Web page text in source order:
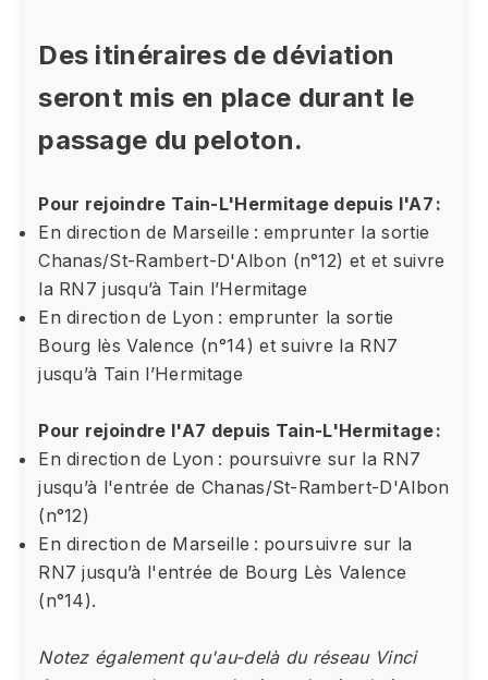
Des itinéraires de déviation
seront mis en place durant le
passage du peloton.
Pour rejoindre Tain-L'Hermitage depuis l'A7 :
En direction de Marseille : emprunter la sortie
Chanas/St-Rambert-D'Albon (n°12) et et suivre
la RN7 jusqu’à Tain l’Hermitage
En direction de Lyon : emprunter la sortie
Bourg lès Valence (n°14) et suivre la RN7
jusqu’à Tain l’Hermitage
Pour rejoindre l'A7 depuis Tain-L'Hermitage :
En direction de Lyon : poursuivre sur la RN7
jusqu’à l'entrée de Chanas/St-Rambert-D'Albon
(n°12)
En direction de Marseille : poursuivre sur la
RN7 jusqu’à l'entrée de Bourg Lès Valence
(n°14).
Notez également qu'au-delà du réseau Vinci